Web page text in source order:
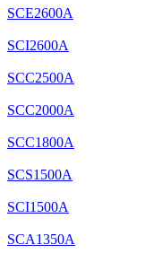
SCE2600A
SCI2600A
SCC2500A
SCC2000A
SCC1800A
SCS1500A
SCI1500A
SCA1350A